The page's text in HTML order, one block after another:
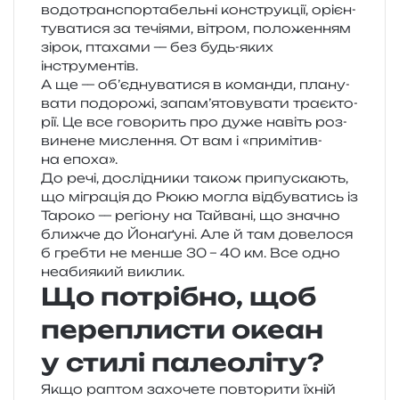
водо­транс­пор­та­бель­ні кон­стру­кції, орі­єн­
ту­ва­ти­ся за течі­я­ми, вітром, поло­же­н­ням
зірок, пта­ха­ми — без будь-яких
інструментів.
А ще — об’єднуватися в коман­ди, пла­ну­
ва­ти подо­ро­жі, запам’ятовувати тра­є­кто­
рії. Це все гово­рить про дуже навіть роз­
ви­не­не мисле­н­ня. От вам і «при­мі­тив­
на епоха».
До речі, дослі­дни­ки також при­пу­ска­ють,
що мігра­ція до Рюкю могла від­бу­ва­тись із
Тароко — регіо­ну на Тайвані, що зна­чно
ближ­че до Йонаґуні. Але й там дове­ло­ся
б греб­ти не менше 30 – 40 км. Все одно
неаби­який виклик.
Що потрібно, щоб
переплисти океан
у стилі палеоліту?
Якщо раптом захо­че­те повто­ри­ти їхній